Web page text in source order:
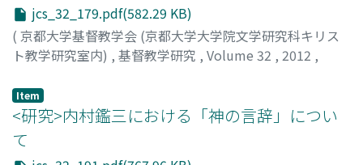
jcs_32_179.pdf(582.29 KB)
( 京都大学基督教学会 (京都大学大学院文学研究科キリス
ト教学研究室内) , 基督教学研究 , Volume 32 , 2012 ,
方, 俊植
Item
<研究>内村鑑三における「神の言辞」につい
て